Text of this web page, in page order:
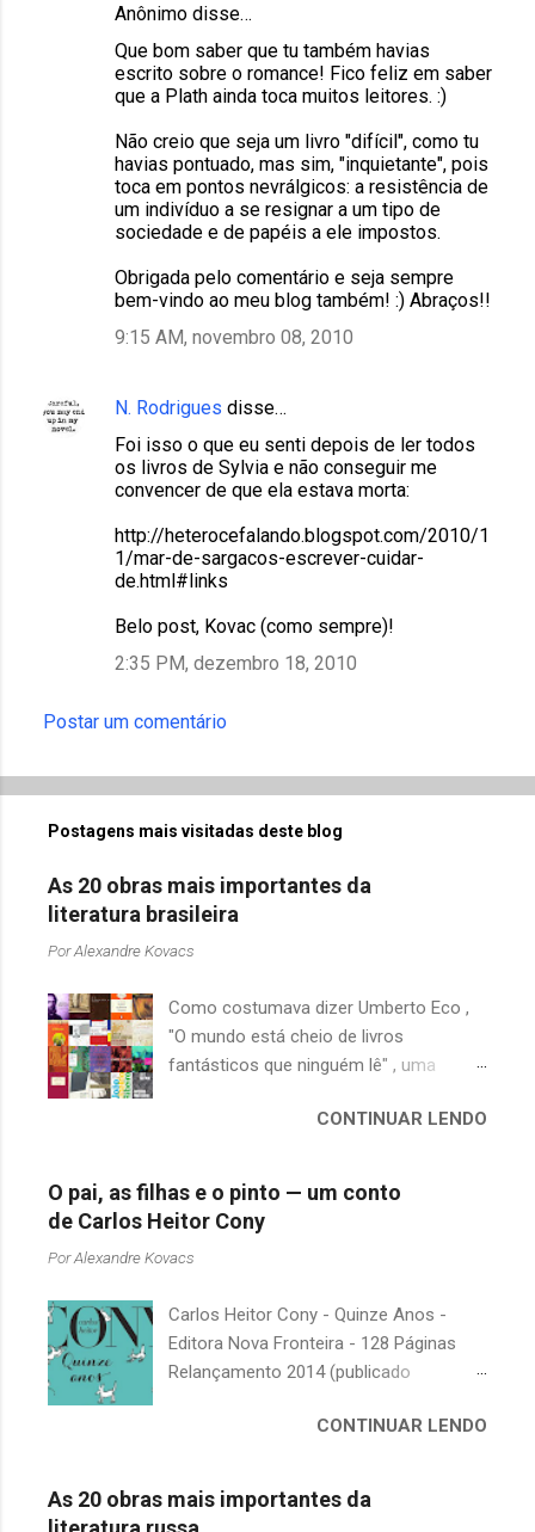
Anônimo disse…
Que bom saber que tu também havias
escrito sobre o romance! Fico feliz em saber
que a Plath ainda toca muitos leitores. :)
Não creio que seja um livro "difícil", como tu
havias pontuado, mas sim, "inquietante", pois
toca em pontos nevrálgicos: a resistência de
um indivíduo a se resignar a um tipo de
sociedade e de papéis a ele impostos.
Obrigada pelo comentário e seja sempre
bem-vindo ao meu blog também! :) Abraços!!
9:15 AM, novembro 08, 2010
N. Rodrigues disse…
Foi isso o que eu senti depois de ler todos
os livros de Sylvia e não conseguir me
convencer de que ela estava morta:
http://heterocefalando.blogspot.com/2010/1
1/mar-de-sargacos-escrever-cuidar-
de.html#links
Belo post, Kovac (como sempre)!
2:35 PM, dezembro 18, 2010
Postar um comentário
Postagens mais visitadas deste blog
As 20 obras mais importantes da
literatura brasileira
PorAlexandre Kovacs
Como costumava dizer Umberto Eco ,
"O mundo está cheio de livros
fantásticos que ninguém lê" , uma
quando falamos de clássicos da
escritores brasileiros, somos forçados
a uma avaliação burocrática na escola e
acabamos adquirindo uma certa
antipatia a determinado livro ou autor
justamente o contrário. É surpreendente
como uma segunda visita a essas
obras, já em nossa maturidade, pode
escondido, bem ali na nossa estante.
nós? A limitação de apenas 20
indicações me forçou a deixar grandes
CONTINUAR LENDO
O pai, as filhas e o pinto — um conto
de Carlos Heitor Cony
PorAlexandre Kovacs
Carlos Heitor Cony - Quinze Anos -
Editora Nova Fronteira - 128 Páginas
Relançamento 2014 (publicado
com deliciosos contos sobre a infância
bem-humoradas e sensíveis,
descrevem o relacionamento de um pai
CONTINUAR LENDO
As 20 obras mais importantes da